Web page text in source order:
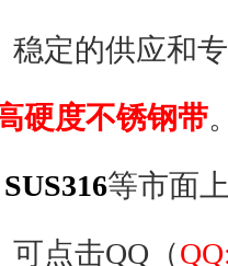
稳定的供应和
硬度不锈钢带
等市面
点击QQ（